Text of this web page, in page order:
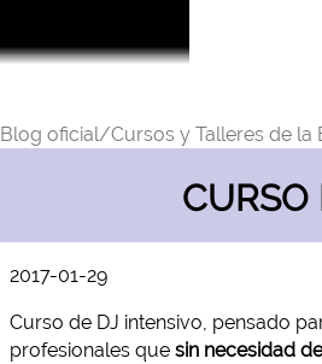
Blog oficial/Cursos y Talleres de la
CURSO
2017-01-29
Curso de DJ intensivo, pensado
profesionales que sin necesidad